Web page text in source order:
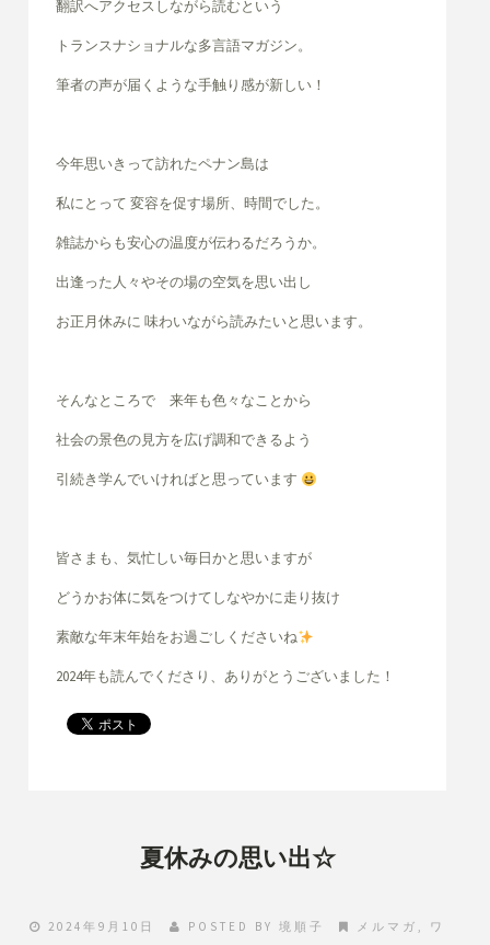
翻訳へアクセスしながら読むという
トランスナショナルな多言語マガジン。
筆者の声が届くような手触り感が新しい！
今年思いきって訪れたペナン島は
私にとって 変容を促す場所、時間でした。
雑誌からも安心の温度が伝わるだろうか。
出逢った人々やその場の空気を思い出し
お正月休みに 味わいながら読みたいと思います。
そんなところで 来年も色々なことから
社会の景色の見方を広げ調和できるよう
引続き学んでいければと思っています
皆さまも、気忙しい毎日かと思いますが
どうかお体に気をつけてしなやかに走り抜け
素敵な年末年始をお過ごしくださいね
2024年も読んでくださり、ありがとうございました！
夏休みの思い出☆
2024年9月10日 POSTED BY境順子 メルマガ
ワ